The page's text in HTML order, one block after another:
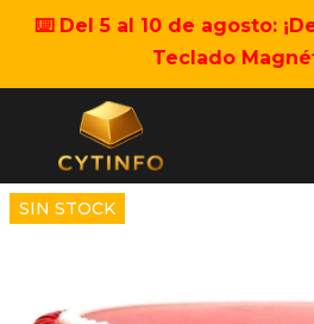
⌨️ Del 5 al 10 de agosto:
Teclado
SIN STOCK